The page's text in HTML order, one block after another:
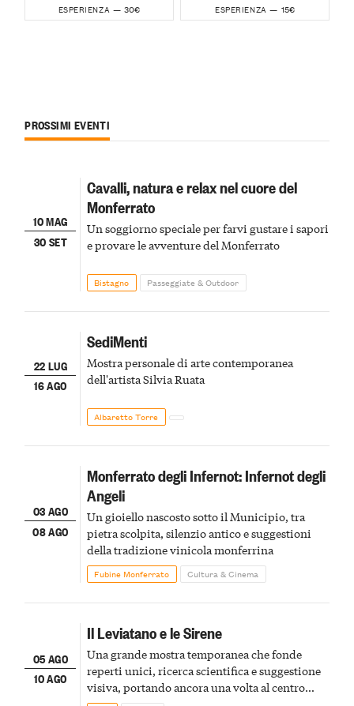
ESPERIENZA — 30€ ESPERIENZA — 15€
PROSSIMI EVENTI
10 MAG
30 SET
Cavalli, natura e relax nel cuore del
Monferrato
Un soggiorno speciale per farvi gustare i sapori
e provare le avventure del Monferrato
Bistagno Passeggiate & Outdoor
22 LUG
16 AGO
SediMenti
Mostra personale di arte contemporanea
dell'artista Silvia Ruata
Albaretto Torre
03 AGO
08 AGO
Monferrato degli Infernot: Infernot degli
Angeli
Un gioiello nascosto sotto il Municipio, tra
pietra scolpita, silenzio antico e suggestioni
della tradizione vinicola monferrina
Fubine Monferrato Cultura & Cinema
05 AGO
10 AGO
Il Leviatano e le Sirene
Una grande mostra temporanea che fonde
reperti unici, ricerca scientifica e suggestione
visiva, portando ancora una volta al centro